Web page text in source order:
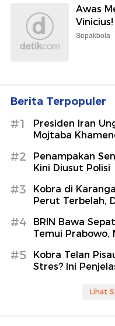
Awas
Vinicius!
Sepakbola
Berita Terpopuler
#1
Presiden Iran
Mojtaba
#2
Penampakan
Kini Diusut Polisi
#3
Kobra di
Perut Terbelah,
#4
BRIN Bawa
Temui Prabowo,
#5
Kobra Telan
Stres? Ini
Lihat